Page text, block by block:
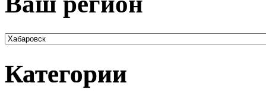
Категории